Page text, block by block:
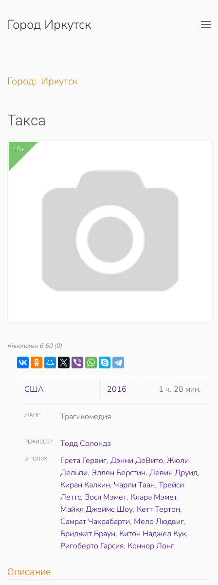
Перейти к содержимому
Город Иркутск
Город: Иркутск
Такса
18+
Кинопоиск 6.50(0)
США 2016 1 ч. 28 мин.
ЖАНР Трагикомедия
РЕЖИССЕР Тодд Солондз
В РОЛЯХ Грета Гервиг, Дэнни ДеВито, Жюли
Дельпи, Эллен Берстин, Девин Друид,
Киран Калкин, Чарли Таан, Трейси
Леттс, Зося Мэмет, Клара Мэмет,
Майкл Джеймс Шоу, Кетт Тертон,
Самрат Чакрабарти, Мело Людвиг,
Бриджет Браун, Китон Наджел Кук,
Ригоберто Гарсия, Коннор Лонг
Описание